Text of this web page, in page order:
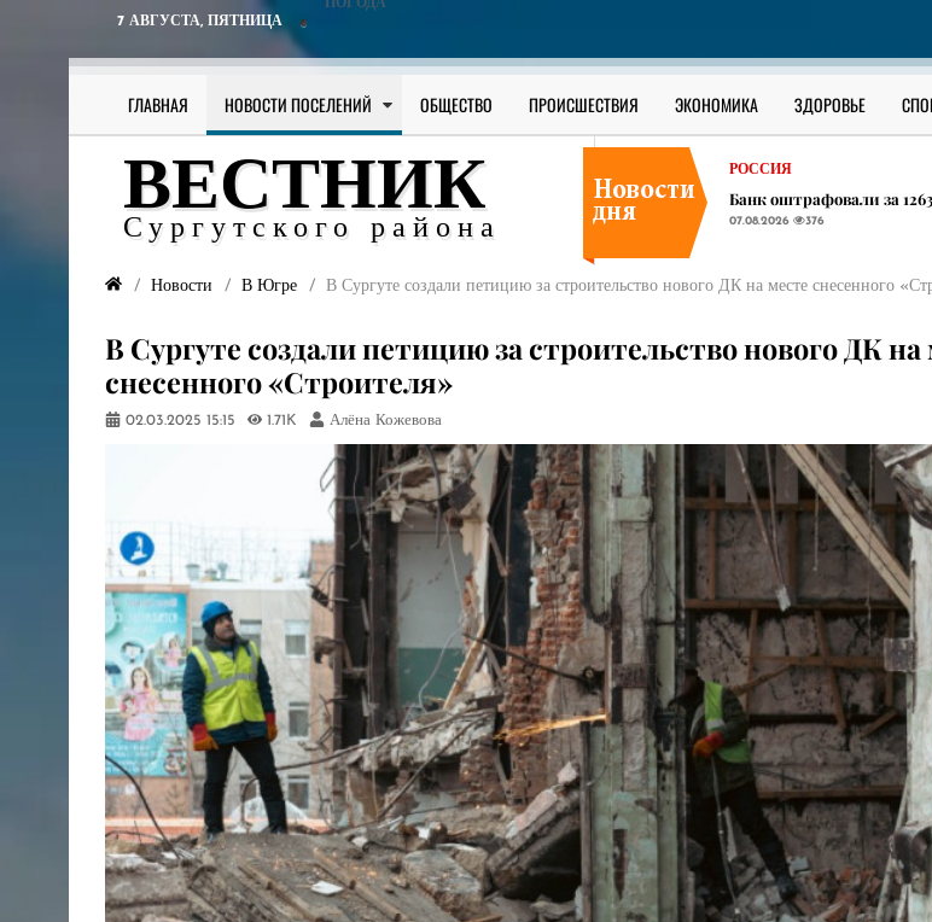
7 АВГУСТА, ПЯТНИЦА
ПОГОДА
ГЛАВНАЯ НОВОСТИ ПОСЕЛЕНИЙ ОБЩЕСТВО ПРОИСШЕСТВИЯ ЭКОНОМИКА ЗДОРОВЬЕ
ВЕСТНИК
Сургутского района
07.08.2026 338
РОССИЯ
Банк оштрафовали за
07.08.2026 376
В Сургутском районе
В соседних ХМАО
Новости В Югре В Сургуте создали петицию за строительство нового ДК на месте снесенного
В Сургуте создали петицию за строительство нового ДК на
снесенного «Строителя»
02.03.2025 15:15 1.71K Алёна Кожевова